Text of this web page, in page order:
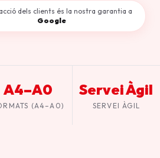
dels clients és la nostra garantia a
Google
A4–A0
(A4–A0)
Servei Àgil
SERVEI ÀGIL